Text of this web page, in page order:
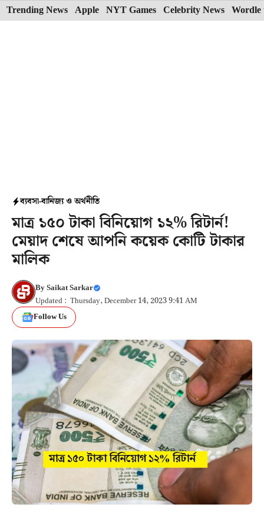
Skip
to
Trending News Apple NYT Games Celebrity News Wordle
ব্যবসা-বানিজ্য ও অর্থনীতি
মাত্র ১৫০ টাকা বিনিয়োগ ১২% রিটার্ন!
মেয়াদ শেষে আপনি কয়েক কোটি টাকার
মালিক
BySaikat Sarkar
Updated : Thursday, December 14, 2023 9:41 AM
Follow Us